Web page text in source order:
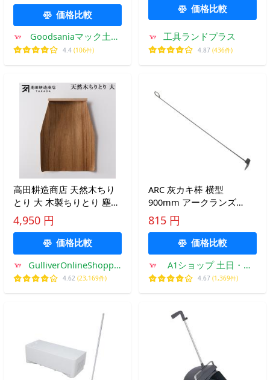
価格比較
Goodsaniaマック土居
店2ndstore
4.4 (106件)
価格比較
工具ランドプラス
4.87 (436件)
高田耕造商店 天然木ちり
とり 大 木製ちりとり 塵取
り 大きい 室内 畳対応 掃
除道具 天然素材
4,950 円
価格比較
GulliverOnlineShopping
Yahoo!店
4.62 (23,169件)
ARC 灰カキ棒 横型
900mm アークランズ
712993 (67-9362-62)
815 円
価格比較
A1ショップ 土日・祝
日・夏季・年末年始休
4.67 (1,369件)